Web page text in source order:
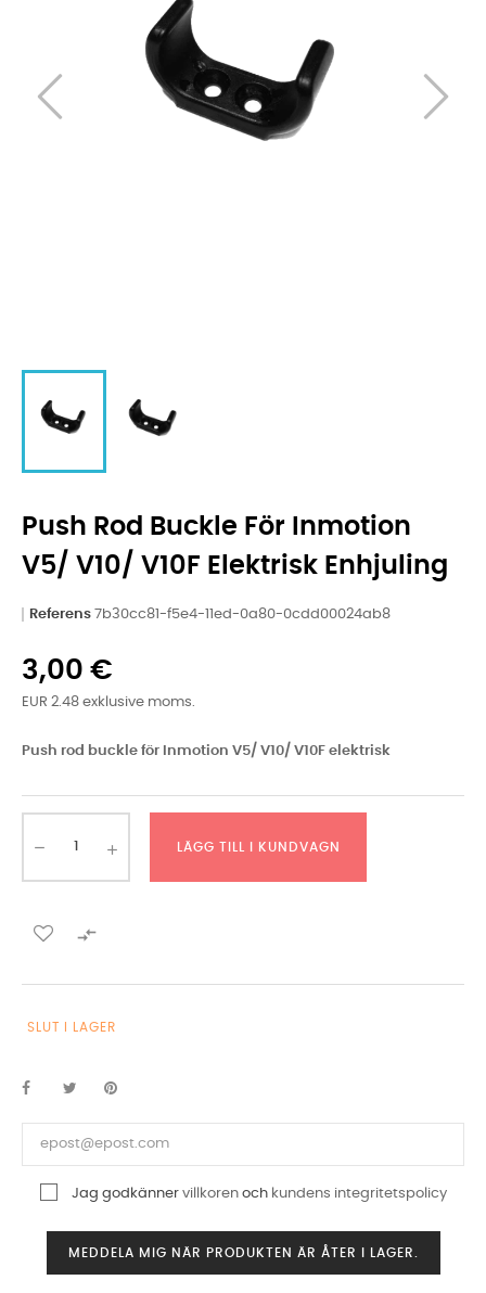
Push Rod Buckle För Inmotion
V5/ V10/ V10F Elektrisk Enhjuling
Referens 7b30cc81-f5e4-11ed-0a80-0cdd00024ab8
3,00 €
EUR 2.48 exklusive moms.
Push rod buckle för Inmotion V5/ V10/ V10F elektrisk
LÄGG TILL I KUNDVAGN

SLUT I LAGER
Jag godkänner villkorenoch kundens integritetspolicy
MEDDELA MIG NÄR PRODUKTEN ÄR ÅTER I LAGER.